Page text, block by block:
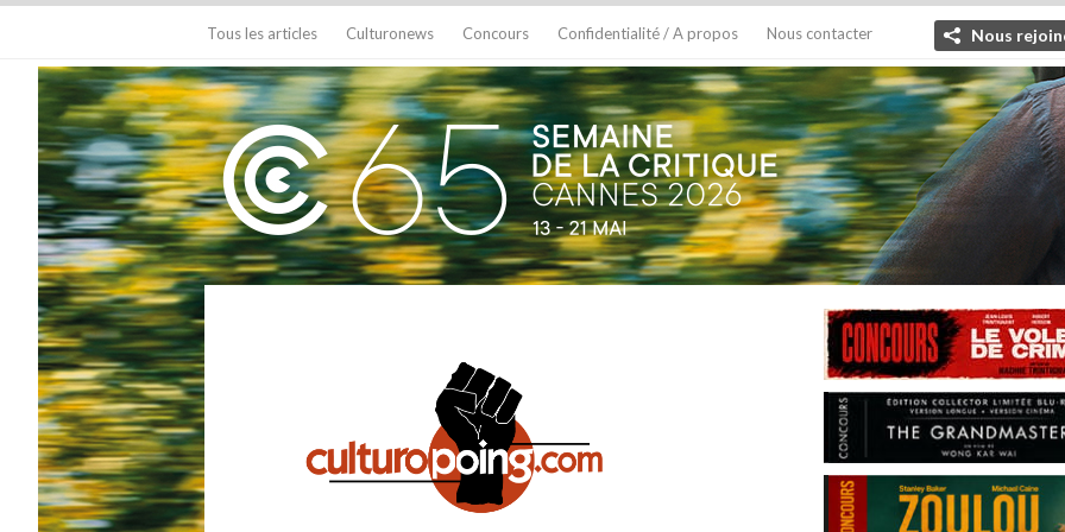
Tous les articles Culturonews Concours Confidentialité / A propos Nous contacter Nous